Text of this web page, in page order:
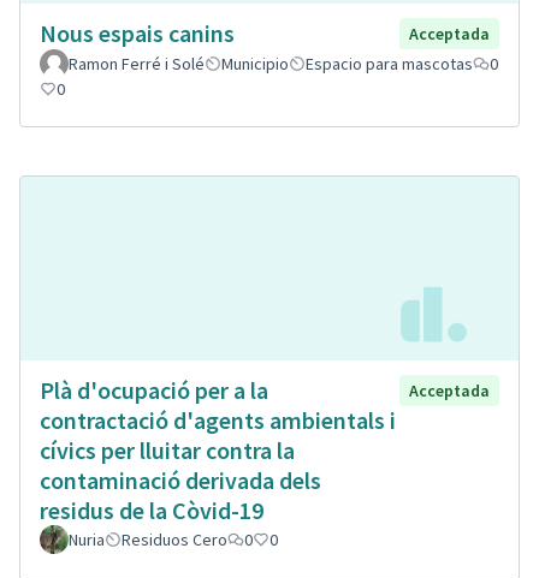
Nous espais canins
Acceptada
Ramon Ferré i Solé
Municipio Espacio para mascotas
0
0
Plà d'ocupació per a la
contractació d'agents ambientals i
cívics per lluitar contra la
contaminació derivada dels
residus de la Còvid-19
Acceptada
Nuria Residuos Cero 0 0